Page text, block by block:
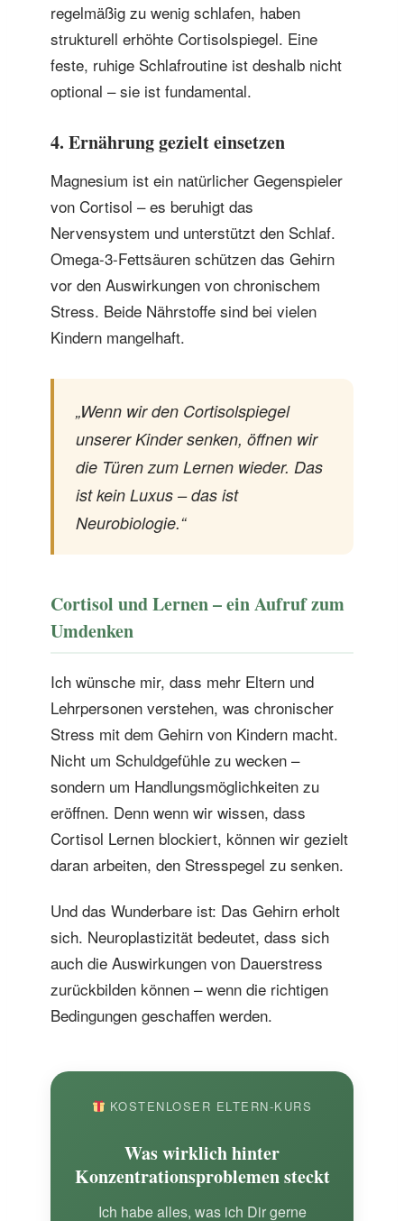
regelmäßig zu wenig schlafen, haben
strukturell erhöhte Cortisolspiegel. Eine
feste, ruhige Schlafroutine ist deshalb nicht
optional – sie ist fundamental.
4. Ernährung gezielt einsetzen
Magnesium ist ein natürlicher Gegenspieler
von Cortisol – es beruhigt das
Nervensystem und unterstützt den Schlaf.
Omega-3-Fettsäuren schützen das Gehirn
vor den Auswirkungen von chronischem
Stress. Beide Nährstoffe sind bei vielen
Kindern mangelhaft.
„Wenn wir den Cortisolspiegel
unserer Kinder senken, öffnen wir
die Türen zum Lernen wieder. Das
ist kein Luxus – das ist
Neurobiologie.“
Cortisol und Lernen – ein Aufruf zum
Umdenken
Ich wünsche mir, dass mehr Eltern und
Lehrpersonen verstehen, was chronischer
Stress mit dem Gehirn von Kindern macht.
Nicht um Schuldgefühle zu wecken –
sondern um Handlungsmöglichkeiten zu
eröffnen. Denn wenn wir wissen, dass
Cortisol Lernen blockiert, können wir gezielt
daran arbeiten, den Stresspegel zu senken.
Und das Wunderbare ist: Das Gehirn erholt
sich. Neuroplastizität bedeutet, dass sich
auch die Auswirkungen von Dauerstress
zurückbilden können – wenn die richtigen
Bedingungen geschaffen werden.
KOSTENLOSER ELTERN-KURS
Was wirklich hinter
Konzentrationsproblemen steckt
Ich habe alles, was ich Dir gerne